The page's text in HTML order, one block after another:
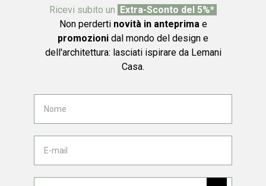
Ricevi subito un Extra-Sconto del 5%*
Non perderti novità in anteprima e
promozioni dal mondo del design e
dell'architettura: lasciati ispirare da Lemani
Casa.